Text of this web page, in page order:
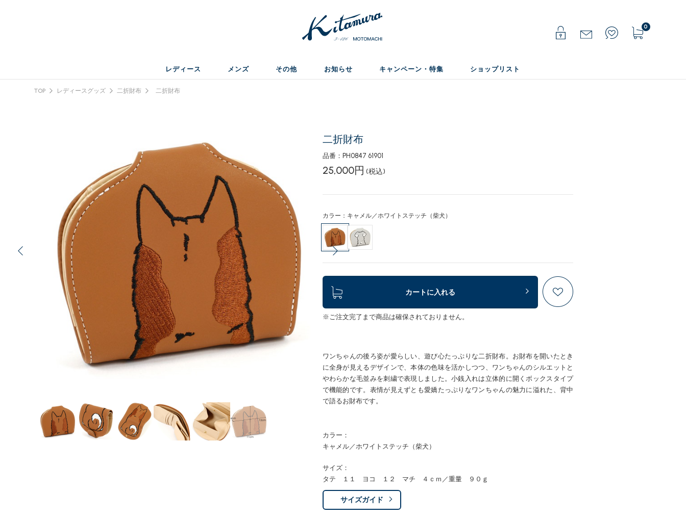
0
レディース メンズ その他 お知らせ キャンペーン・特集 ショップリスト
TOP レディースグッズ 二折財布 二折財布
二折財布
品番：PH0847 61901
25,000円 (税込)
カラー：キャメル／ホワイトステッチ（柴犬）
カートに入れる
※ご注文完了まで商品は確保されておりません。
ワンちゃんの後ろ姿が愛らしい、遊び心たっぷりな二折財布。お財布を開いたとき
に全身が見えるデザインで、本体の色味を活かしつつ、ワンちゃんのシルエットと
やわらかな毛並みを刺繍で表現しました。小銭入れは立体的に開くボックスタイプ
で機能的です。表情が見えずとも愛嬌たっぷりなワンちゃんの魅力に溢れた、背中
で語るお財布です。
カラー：
キャメル／ホワイトステッチ（柴犬）
サイズ：
タテ １１ ヨコ １２ マチ ４ｃｍ／重量 ９０ｇ
サイズガイド